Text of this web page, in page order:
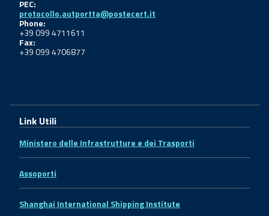
PEC:
protocollo.autportta@postecert.it
Phone:
+39 099 4711611
Fax:
+39 099 4706877
Link Utili
Ministero delle Infrastrutture e dei Trasporti
Assoporti
Shanghai International Shipping Institute